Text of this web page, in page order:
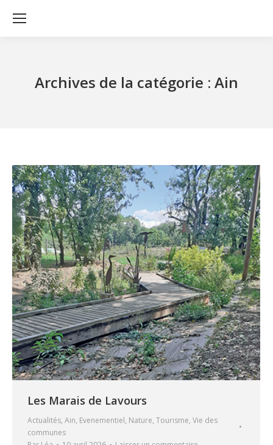
Archives de la catégorie : Ain
Les Marais de Lavours
Actualités, Ain, Evenementiel, Nature, Tourisme, Vie des
communes